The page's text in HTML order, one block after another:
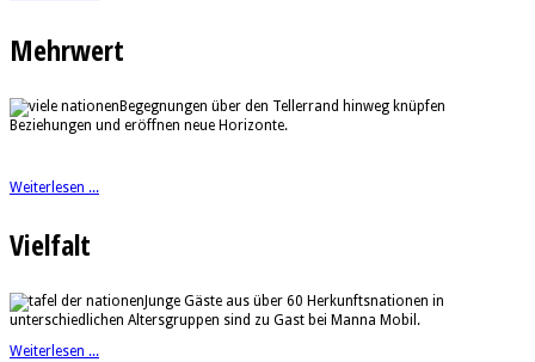
Mehrwert
Begegnungen über den Tellerrand hinweg knüpfen
Beziehungen und eröffnen neue Horizonte.
Weiterlesen ...
Vielfalt
Junge Gäste aus über 60 Herkunftsnationen in
unterschiedlichen Altersgruppen sind zu Gast bei Manna Mobil.
Weiterlesen ...